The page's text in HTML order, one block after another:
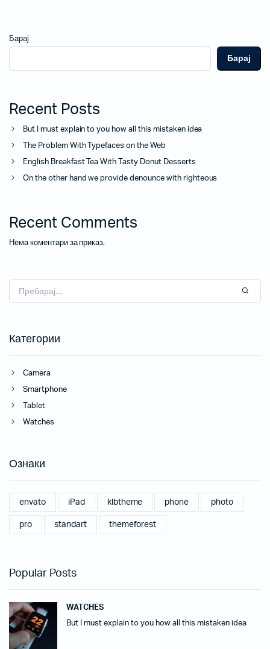
Барај
Барај
Recent Posts
But I must explain to you how all this mistaken idea
The Problem With Typefaces on the Web
English Breakfast Tea With Tasty Donut Desserts
On the other hand we provide denounce with righteous
Recent Comments
Нема коментари за приказ.
Категории
Camera
Smartphone
Tablet
Watches
Ознаки
envato iPad klbtheme phone photo
pro standart themeforest
Popular Posts
WATCHES
But I must explain to you how all this mistaken idea